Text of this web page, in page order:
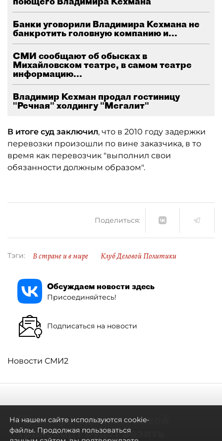
Банки уговорили Владимира Кехмана не
банкротить головную компанию и...
СМИ сообщают об обысках в
Михайловском театре, в самом театре
информацию...
Владимир Кехман продал гостиницу
"Речная" холдингу "Мегалит"
В итоге суд заключил, что в 2010 году задержки
перевозки произошли по вине заказчика, в то
время как перевозчик "выполнил свои
обязанности должным образом".
Поделиться:
Тэги: В стране и в мире Клуб Деловой Политики
Обсуждаем новости здесь
Присоединяйтесь!
Подписаться на новости
Новости СМИ2
Не метро единым: какой
транспорт будет возить
На нашем сайте используются cookie-
файлы. Продолжая пользоваться